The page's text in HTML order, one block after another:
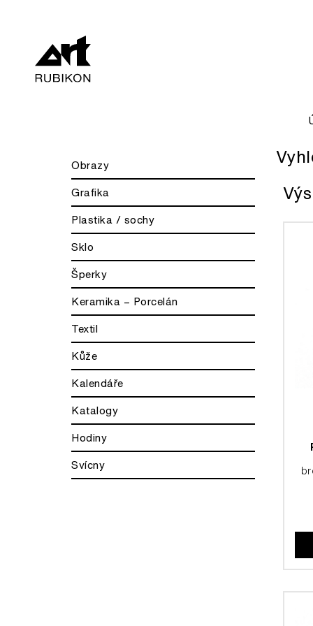
Obrazy
Grafika
Plastika / sochy
Sklo
Šperky
Keramika – Porcelán
Textil
Kůže
Kalendáře
Katalogy
Hodiny
Svícny